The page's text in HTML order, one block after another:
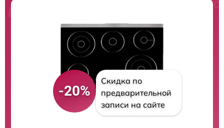
-20%
Скидка по
предварительной
записи на сайте